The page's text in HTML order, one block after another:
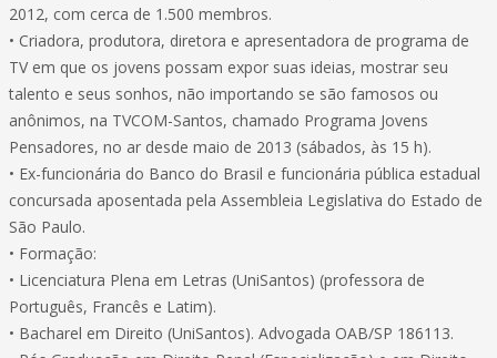
2012, com cerca de 1.500 membros.
• Criadora, produtora, diretora e apresentadora de programa de
TV em que os jovens possam expor suas ideias, mostrar seu
talento e seus sonhos, não importando se são famosos ou
anônimos, na TVCOM-Santos, chamado Programa Jovens
Pensadores, no ar desde maio de 2013 (sábados, às 15 h).
• Ex-funcionária do Banco do Brasil e funcionária pública estadual
concursada aposentada pela Assembleia Legislativa do Estado de
São Paulo.
• Formação:
• Licenciatura Plena em Letras (UniSantos) (professora de
Português, Francês e Latim).
• Bacharel em Direito (UniSantos). Advogada OAB/SP 186113.